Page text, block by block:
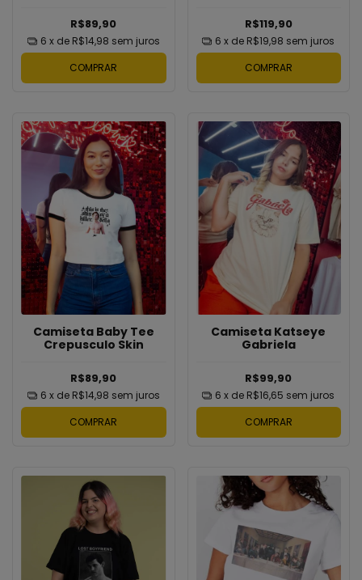
R$89,90
6 x de R$14,98 sem juros
COMPRAR
R$119,90
6 x de R$19,98 sem juros
COMPRAR
Camiseta Baby Tee
Crepusculo Skin
R$89,90
6 x de R$14,98 sem juros
COMPRAR
Camiseta Katseye
Gabriela
R$99,90
6 x de R$16,65 sem juros
COMPRAR